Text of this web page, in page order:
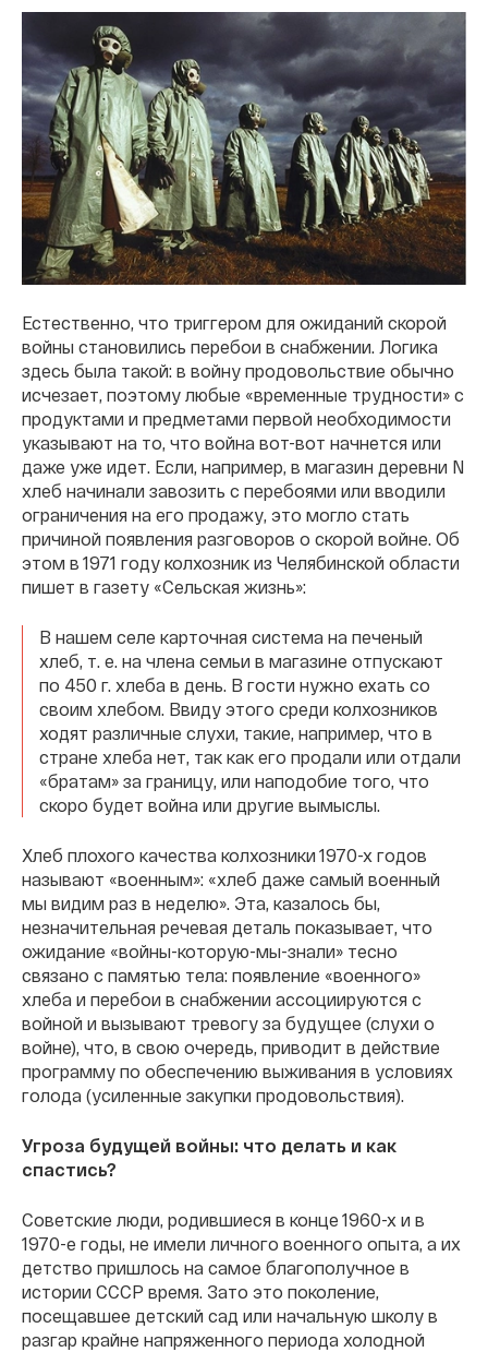
Естественно, что триггером для ожиданий скорой
войны становились перебои в снабжении. Логика
здесь была такой: в войну продовольствие обычно
исчезает, поэтому любые «временные трудности» с
продуктами и предметами первой необходимости
указывают на то, что война вот-вот начнется или
даже уже идет. Если, например, в магазин деревни N
хлеб начинали завозить с перебоями или вводили
ограничения на его продажу, это могло стать
причиной появления разговоров о скорой войне. Об
этом в 1971 году колхозник из Челябинской области
пишет в газету «Сельская жизнь»:
В нашем селе карточная система на печеный
хлеб, т. е. на члена семьи в магазине отпускают
по 450 г. хлеба в день. В гости нужно ехать со
своим хлебом. Ввиду этого среди колхозников
ходят различные слухи, такие, например, что в
стране хлеба нет, так как его продали или отдали
«братам» за границу, или наподобие того, что
скоро будет война или другие вымыслы.
Хлеб плохого качества колхозники 1970-х годов
называют «военным»: «хлеб даже самый военный
мы видим раз в неделю». Эта, казалось бы,
незначительная речевая деталь показывает, что
ожидание «войны-которую-мы-знали» тесно
связано с памятью тела: появление «военного»
хлеба и перебои в снабжении ассоциируются с
войной и вызывают тревогу за будущее (слухи о
войне), что, в свою очередь, приводит в действие
программу по обеспечению выживания в условиях
голода (усиленные закупки продовольствия).
Угроза будущей войны: что делать и как
спастись?
Советские люди, родившиеся в конце 1960-х и в
1970-е годы, не имели личного военного опыта, а их
детство пришлось на самое благополучное в
истории СССР время. Зато это поколение,
посещавшее детский сад или начальную школу в
разгар крайне напряженного периода холодной